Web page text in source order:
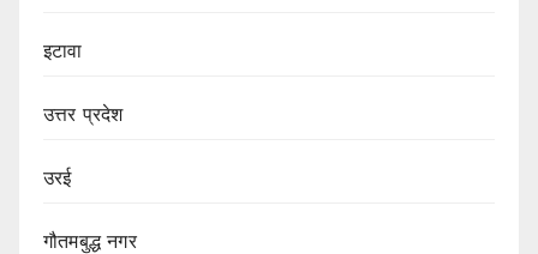
इटावा
उत्तर प्रदेश
उरई
गौतमबुद्ध नगर